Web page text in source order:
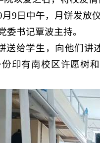
月 9 日中午，月饼发放
委书记覃波主持。
送给学生，向他们讲
印有南校区许愿树